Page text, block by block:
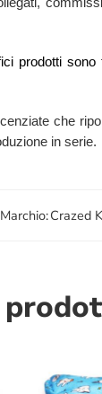
prodotti
che
in serie.
Marchio:Crazed